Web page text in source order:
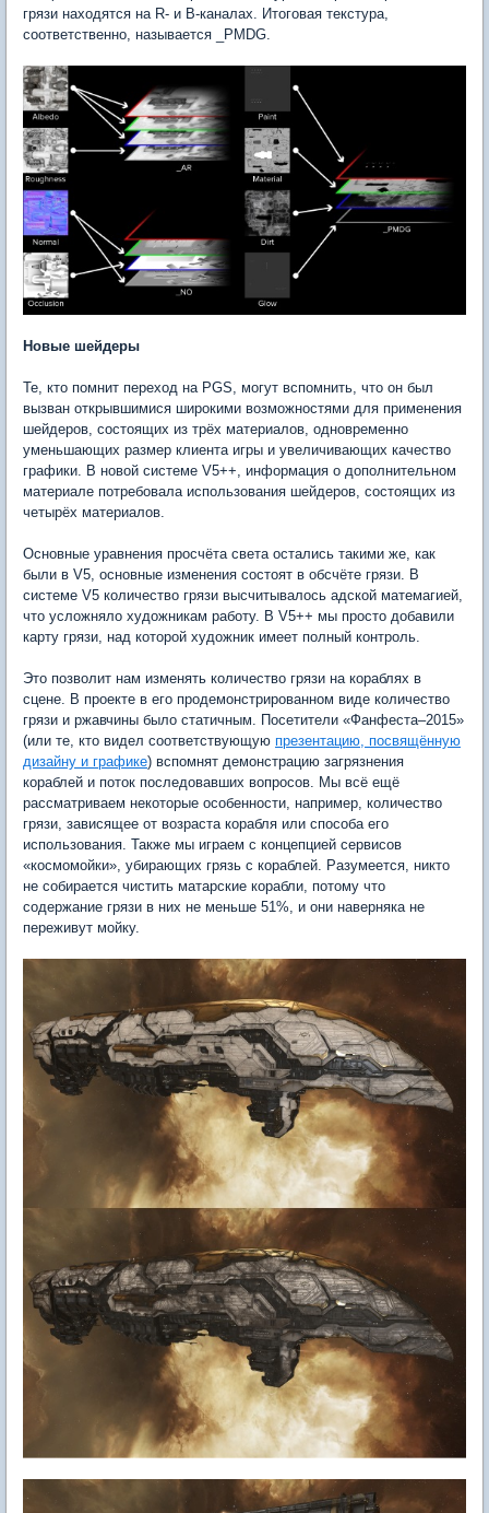
грязи находятся на R- и B-каналах. Итоговая текстура,
соответственно, называется _PMDG.
Новые шейдеры
Те, кто помнит переход на PGS, могут вспомнить, что он был
вызван открывшимися широкими возможностями для применения
шейдеров, состоящих из трёх материалов, одновременно
уменьшающих размер клиента игры и увеличивающих качество
графики. В новой системе V5++, информация о дополнительном
материале потребовала использования шейдеров, состоящих из
четырёх материалов.
Основные уравнения просчёта света остались такими же, как
были в V5, основные изменения состоят в обсчёте грязи. В
системе V5 количество грязи высчитывалось адской матемагией,
что усложняло художникам работу. В V5++ мы просто добавили
карту грязи, над которой художник имеет полный контроль.
Это позволит нам изменять количество грязи на кораблях в
сцене. В проекте в его продемонстрированном виде количество
грязи и ржавчины было статичным. Посетители «Фанфеста–2015»
(или те, кто видел соответствующую презентацию, посвящённую
дизайну и графике) вспомнят демонстрацию загрязнения
кораблей и поток последовавших вопросов. Мы всё ещё
рассматриваем некоторые особенности, например, количество
грязи, зависящее от возраста корабля или способа его
использования. Также мы играем с концепцией сервисов
«космомойки», убирающих грязь с кораблей. Разумеется, никто
не собирается чистить матарские корабли, потому что
содержание грязи в них не меньше 51%, и они наверняка не
переживут мойку.